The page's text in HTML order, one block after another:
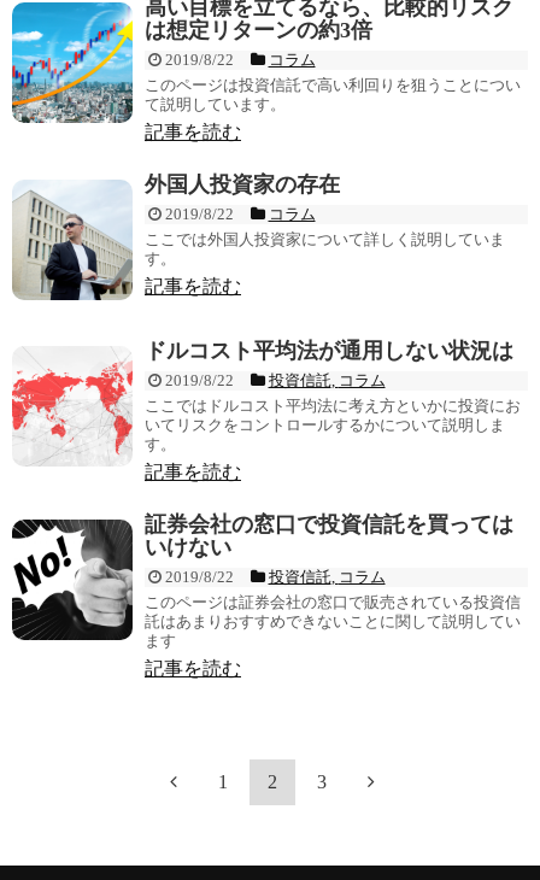
高い目標を立てるなら、比較的リスク
は想定リターンの約3倍
2019/8/22
コラム
このページは投資信託で高い利回りを狙うことについ
て説明しています。
記事を読む
外国人投資家の存在
2019/8/22
コラム
ここでは外国人投資家について詳しく説明していま
す。
記事を読む
ドルコスト平均法が通用しない状況は
2019/8/22 投資信託, コラム
ここではドルコスト平均法に考え方といかに投資にお
いてリスクをコントロールするかについて説明しま
す。
記事を読む
証券会社の窓口で投資信託を買っては
いけない
2019/8/22 投資信託, コラム
このページは証券会社の窓口で販売されている投資信
託はあまりおすすめできないことに関して説明してい
ます
記事を読む
1 2 3